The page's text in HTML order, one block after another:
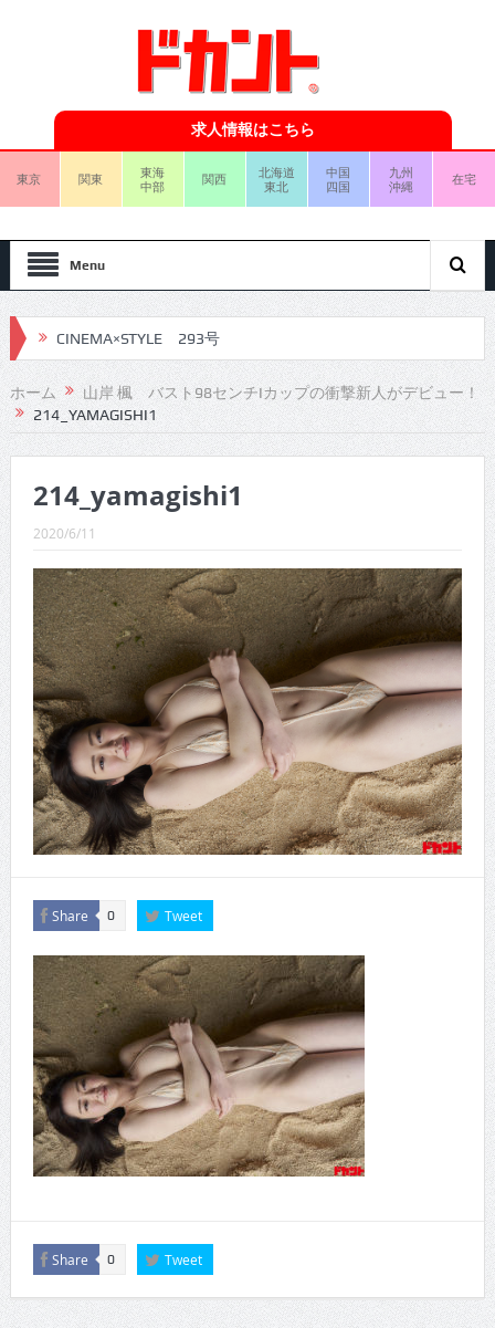
求人情報はこちら
東京 関東
東海
中部
関西
北海道
東北
中国
四国
九州
沖縄
在宅
Menu
CINEMA×STYLE 293号
CINEMA×STYLE 292号
CINEMA×STYLE 291号
CINEMA×STYLE 289号
CINEMA×STYLE 287号
CINEMA×STYLE 286号
CINEMA×STYLE 285号
CINEMA×STYLE 294号
ホーム
山岸 楓 バスト98センチIカップの衝撃新人がデビュー！
214_YAMAGISHI1
214_yamagishi1
2020/6/11
Share 0 Tweet
Share 0 Tweet